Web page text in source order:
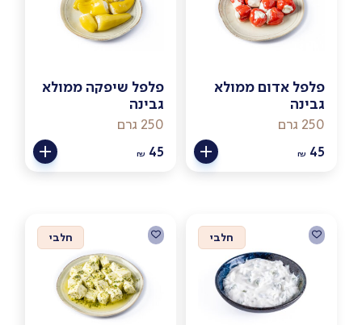
פלפל אדום ממולא
גבינה
250 גרם
₪ 45
פלפל שיפקה ממולא
גבינה
250 גרם
₪ 45
חלבי חלבי